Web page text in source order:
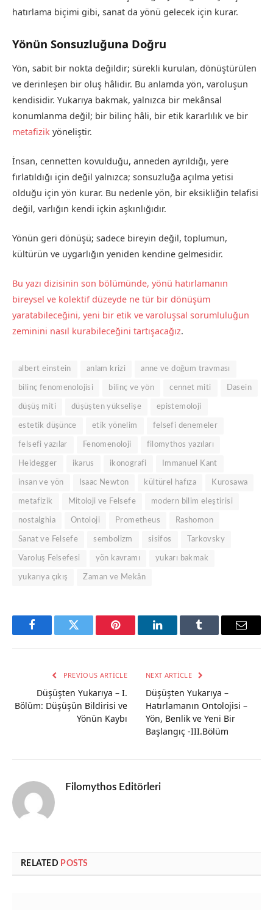
hatırlama biçimi gibi, sanat da yönü gelecek için kurar.
Yönün Sonsuzluğuna Doğru
Yön, sabit bir nokta değildir; sürekli kurulan, dönüştürülen
ve derinleşen bir oluş hâlidir. Bu anlamda yön, varoluşun
kendisidir. Yukarıya bakmak, yalnızca bir mekânsal
konumlanma değil; bir bilinç hâli, bir etik kararlılık ve bir
metafizik yöneliştir.
İnsan, cennetten kovulduğu, anneden ayrıldığı, yere
fırlatıldığı için değil yalnızca; sonsuzluğa açılma yetisi
olduğu için yön kurar. Bu nedenle yön, bir eksikliğin telafisi
değil, varlığın kendi içkin aşkınlığıdır.
Yönün geri dönüşü; sadece bireyin değil, toplumun,
kültürün ve uygarlığın yeniden kendine gelmesidir.
Bu yazı dizisinin son bölümünde, yönü hatırlamanın
bireysel ve kolektif düzeyde ne tür bir dönüşüm
yaratabileceğini, yeni bir etik ve varoluşsal sorumluluğun
zeminini nasıl kurabileceğini tartışacağız.
albert einstein anlam krizi anne ve doğum travması
bilinç fenomenolojisi bilinç ve yön cennet miti Dasein
düşüş miti düşüşten yükselişe epistemoloji
estetik düşünce etik yönelim felsefi denemeler
felsefi yazılar Fenomenoloji filomythos yazıları
Heidegger ikarus ikonografi Immanuel Kant
insan ve yön Isaac Newton kültürel hafıza Kurosawa
metafizik Mitoloji ve Felsefe modern bilim eleştirisi
nostalghia Ontoloji Prometheus Rashomon
Sanat ve Felsefe sembolizm sisifos Tarkovsky
Varoluş Felsefesi yön kavramı yukarı bakmak
yukarıya çıkış Zaman ve Mekân
FacebookTwitter Pinterest LinkedInTumblr Email
PREVIOUS ARTICLE
Düşüşten Yukarıya – I.
Bölüm: Düşüşün Bildirisi ve
Yönün Kaybı
NEXT ARTICLE
Düşüşten Yukarıya –
Hatırlamanın Ontolojisi –
Yön, Benlik ve Yeni Bir
Başlangıç -III.Bölüm
Filomythos Editörleri
RELATED POSTS